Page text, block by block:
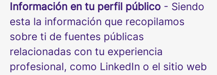
Información en tu perfil público - Siendo
esta la información que recopilamos
sobre ti de fuentes públicas
relacionadas con tu experiencia
profesional, como LinkedIn o el sitio web